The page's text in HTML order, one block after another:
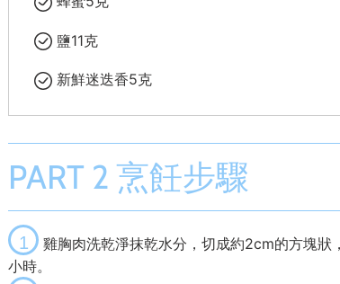
鹽11克
新鮮迷迭香5克
PART 2 烹飪步驟
1
雞胸肉洗乾淨抹乾水分，切成約2cm的方塊
小時。